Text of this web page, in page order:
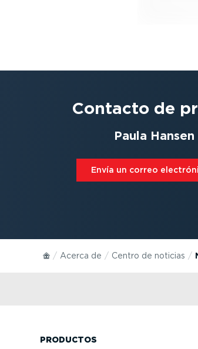
Contacto de
Paula Hansen
Envía un correo
Acerca de Centro de noticias
PRODUCTOS